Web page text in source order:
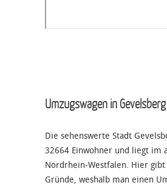
Umzugswagen in Gevelsberg
Die sehenswerte Stadt
32664 Einwohner und liegt im
Nordrhein-Westfalen. Hier gibt
Gründe, weshalb man einen